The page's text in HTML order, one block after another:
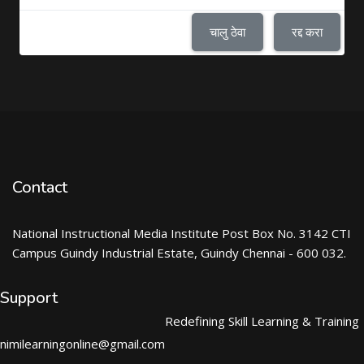
चालु ठेवा रद्द करा
Contact
National Instructional Media Institute Post Box No. 3142 CTI
Campus Guindy Industrial Estate, Guindy Chennai - 600 032.
Support
nimilearningonline@gmail.com
Redefining Skill Learning & Training